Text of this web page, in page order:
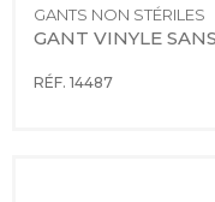
GANTS NON STÉRILES
GANT VINYLE
RÉF. 14487